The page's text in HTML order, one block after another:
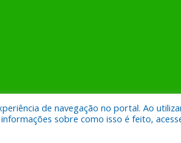
a Prefeitura Municipal de Rurópolis.
de navegação no portal. Ao
sobre como isso é feito,